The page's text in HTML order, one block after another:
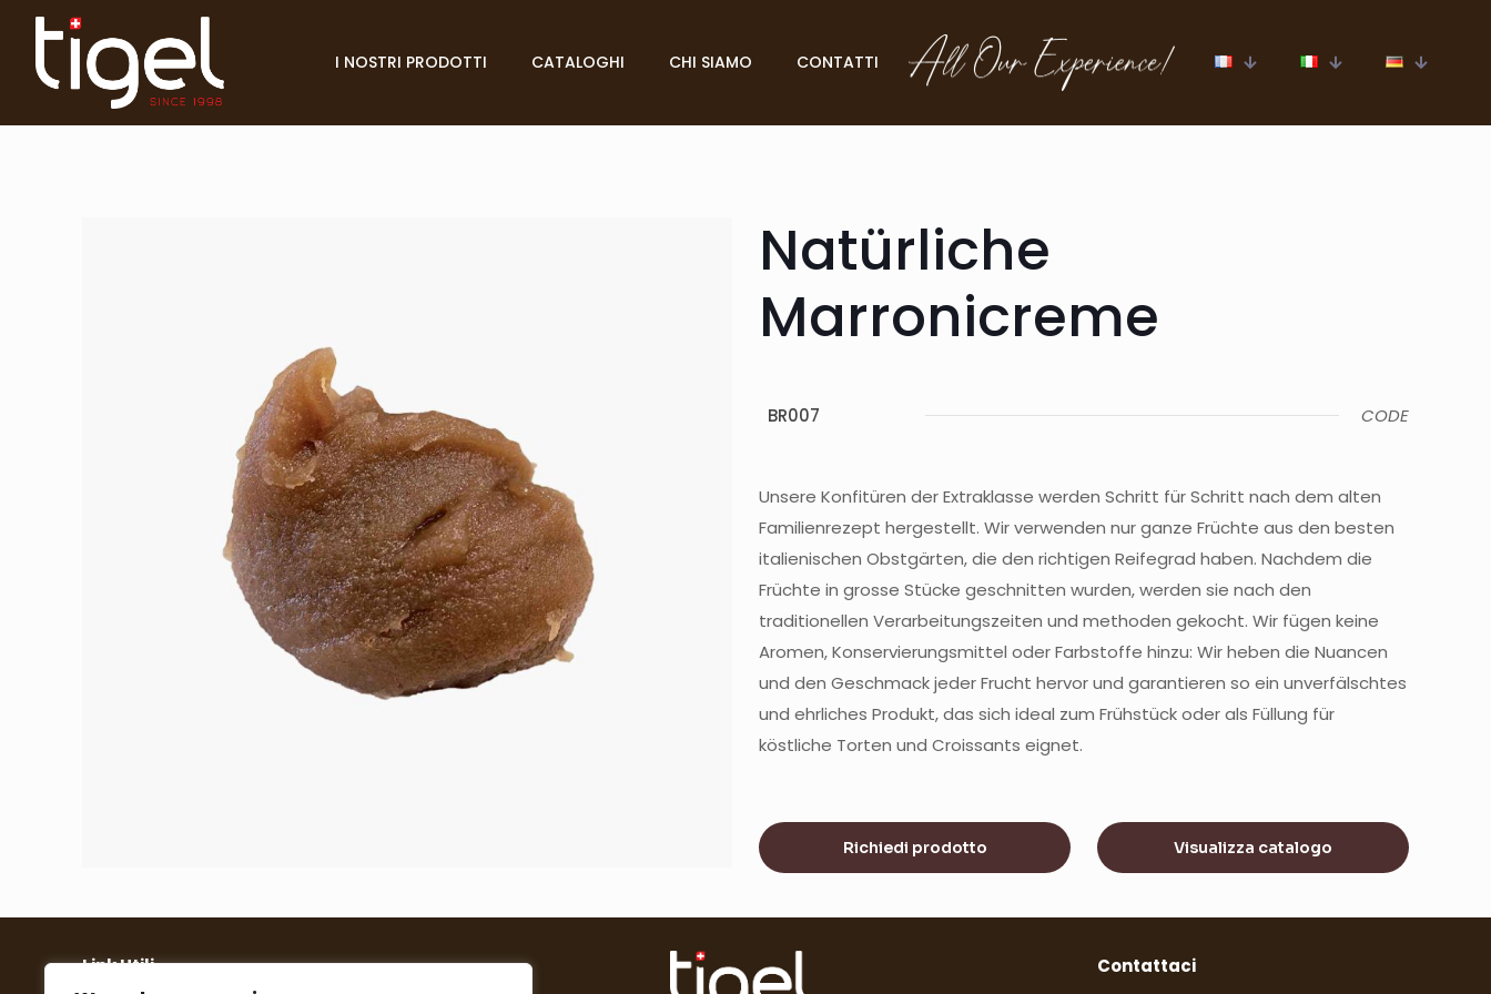
I NOSTRI PRODOTTI CATALOGHI CHI SIAMO CONTATTI
Natürliche
Marronicreme
BR007 CODE
Unsere Konfitüren der Extraklasse werden Schritt für Schritt nach dem alten
Familienrezept hergestellt. Wir verwenden nur ganze Früchte aus den besten
italienischen Obstgärten, die den richtigen Reifegrad haben. Nachdem die
Früchte in grosse Stücke geschnitten wurden, werden sie nach den
traditionellen Verarbeitungszeiten und methoden gekocht. Wir fügen keine
Aromen, Konservierungsmittel oder Farbstoffe hinzu: Wir heben die Nuancen
und den Geschmack jeder Frucht hervor und garantieren so ein unverfälschtes
und ehrliches Produkt, das sich ideal zum Frühstück oder als Füllung für
köstliche Torten und Croissants eignet.
Richiedi prodotto Visualizza catalogo
Link Utili Contattaci